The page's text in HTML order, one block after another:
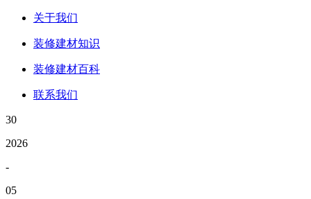
关于我们
装修建材知识
装修建材百科
联系我们
30
2026
-
05